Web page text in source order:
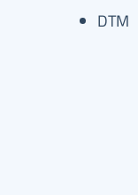
DTM